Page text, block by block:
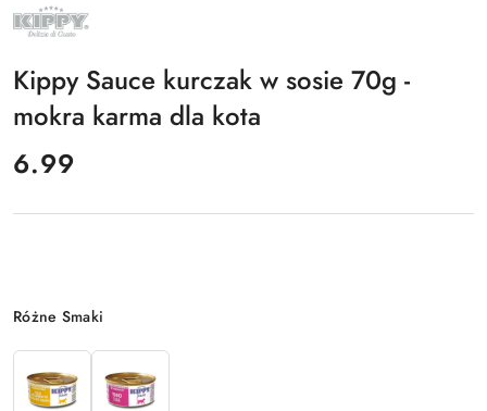
NAZWA
PRODUCENTA:
KIPPY
Kippy Sauce kurczak w sosie 70g -
mokra karma dla kota
cena:
6.99
Wariant
Różne Smaki